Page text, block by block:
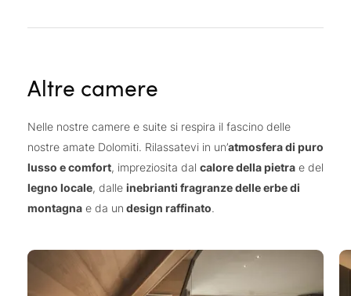
Altre camere
Nelle nostre camere e suite si respira il fascino delle
nostre amate Dolomiti. Rilassatevi in un’atmosfera di puro
lusso e comfort, impreziosita dal calore della pietra e del
legno locale, dalle inebrianti fragranze delle erbe di
montagna e da un design raffinato.